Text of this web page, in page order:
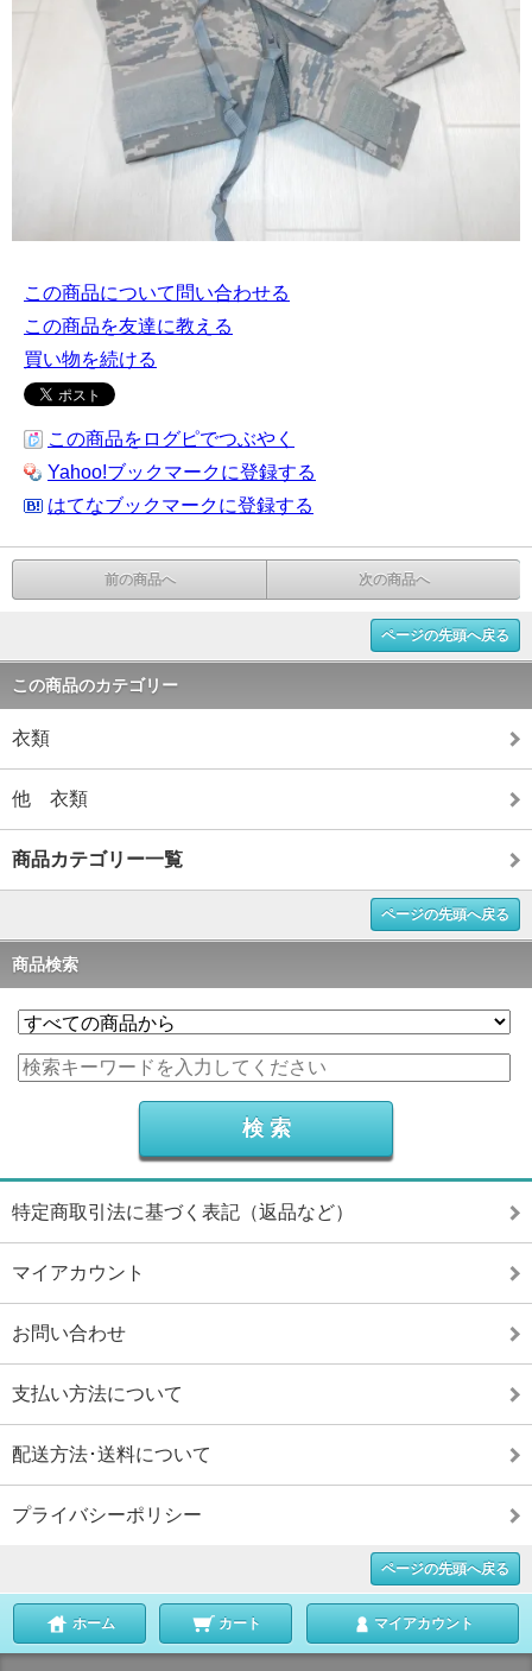
この商品について問い合わせる
この商品を友達に教える
買い物を続ける
この商品をログピでつぶやく
Yahoo!ブックマークに登録する
はてなブックマークに登録する
前の商品へ 次の商品へ
ページの先頭へ戻る
この商品のカテゴリー
衣類
他 衣類
商品カテゴリー一覧
ページの先頭へ戻る
商品検索
特定商取引法に基づく表記（返品など）
マイアカウント
お問い合わせ
支払い方法について
配送方法･送料について
プライバシーポリシー
ページの先頭へ戻る
ホーム カート マイアカウント